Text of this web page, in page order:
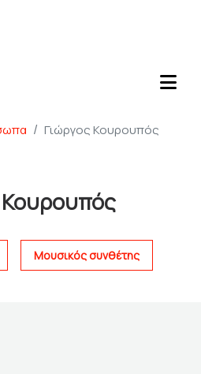
Γιώργος Κουρουπός
Κουρουπός
Μουσικός συνθέτης